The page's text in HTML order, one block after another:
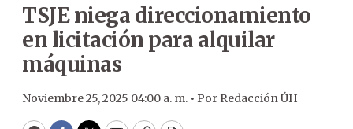
TSJE niega direccionamiento
en licitación para alquilar
máquinas
Noviembre 25, 2025 04:00 a. m. • Por Redacción ÚH